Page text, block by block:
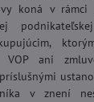
koná v
VOP ani
v znení